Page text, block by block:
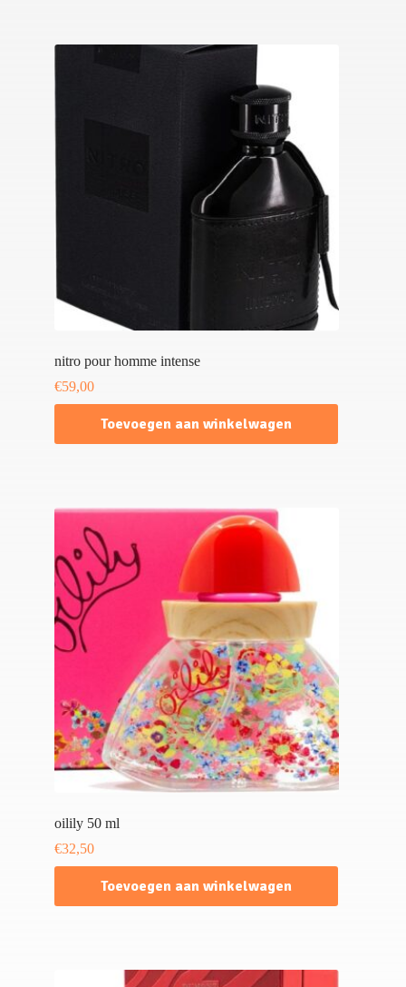
nitro pour homme intense
€59,00
Toevoegen aan winkelwagen
oilily 50 ml
€32,50
Toevoegen aan winkelwagen